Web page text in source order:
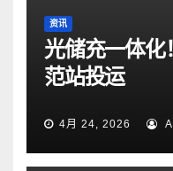
资讯
光储充一体化
范站投运
4月 24, 2026